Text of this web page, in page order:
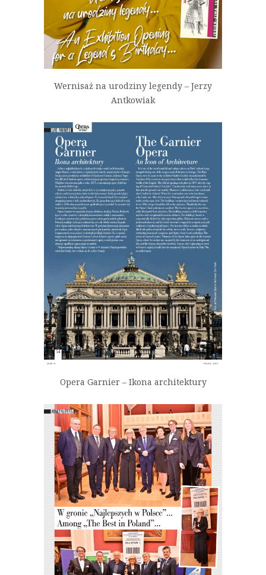
Wernisaż na urodziny legendy – Jerzy
Antkowiak
Opera Garnier – Ikona architektury